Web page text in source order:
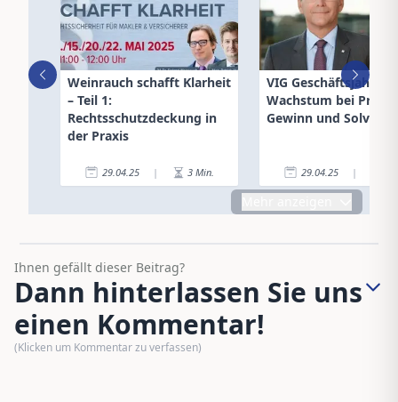
Weinrauch schafft Klarheit
– Teil 1:
Rechtsschutzdeckung in
der Praxis
29.04.25 | 3 Min.
VIG Geschäftsjahr
Wachstum bei
Gewinn und
29.04.25 |
Ihnen gefällt dieser Beitrag?
Dann hinterlassen Sie uns
einen Kommentar!
(Klicken um Kommentar zu verfassen)